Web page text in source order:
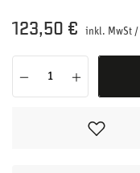
123,50 € inkl. MwSt /